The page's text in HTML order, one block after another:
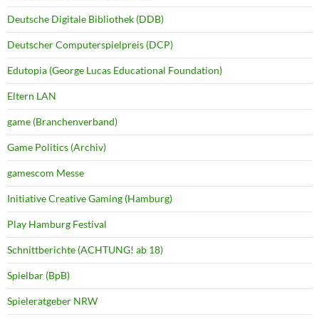
Deutsche Digitale Bibliothek (DDB)
Deutscher Computerspielpreis (DCP)
Edutopia (George Lucas Educational Foundation)
Eltern LAN
game (Branchenverband)
Game Politics (Archiv)
gamescom Messe
Initiative Creative Gaming (Hamburg)
Play Hamburg Festival
Schnittberichte (ACHTUNG! ab 18)
Spielbar (BpB)
Spieleratgeber NRW